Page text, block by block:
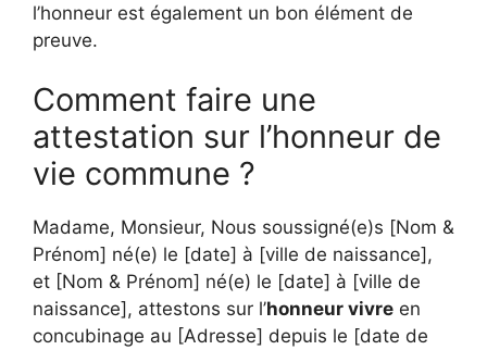
l’honneur est également un bon élément de
preuve.
Comment faire une
attestation sur l’honneur de
vie commune ?
Madame, Monsieur, Nous soussigné(e)s [Nom &
Prénom] né(e) le [date] à [ville de naissance],
et [Nom & Prénom] né(e) le [date] à [ville de
naissance], attestons sur l’honneur vivre en
concubinage au [Adresse] depuis le [date de